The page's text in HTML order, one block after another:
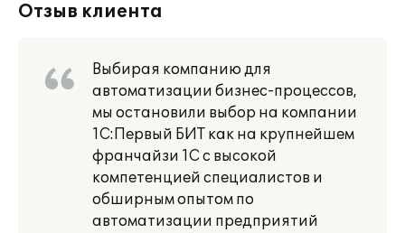
Отзыв клиента
Выбирая компанию для
автоматизации бизнес-процессов,
мы остановили выбор на компании
1С:Первый БИТ как на крупнейшем
франчайзи 1С с высокой
компетенцией специалистов и
обширным опытом по
автоматизации предприятий